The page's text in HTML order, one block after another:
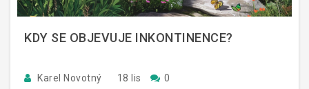
KDY SE OBJEVUJE INKONTINENCE?
Karel Novotný 18 lis 0